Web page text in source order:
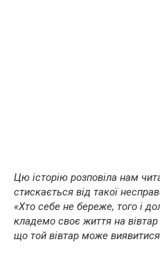
Цю історію розповіла нам
стискається від такої
«Хто себе не береже, того і
кладемо своє життя на
що той вівтар може